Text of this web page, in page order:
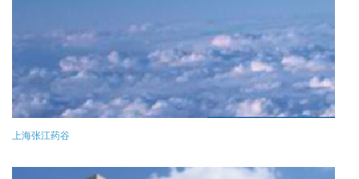
上海张江药谷